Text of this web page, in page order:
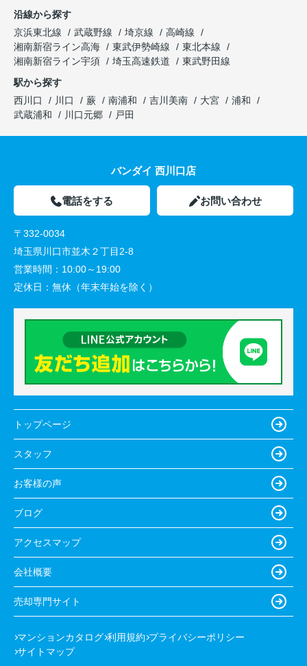
沿線から探す
京浜東北線
武蔵野線 埼京線
高崎線
湘南新宿ライン高海
東武伊勢崎線
東北本線
湘南新宿ライン宇須
埼玉高速鉄道
東武野田線
駅から探す
西川口
川口 蕨 南浦和 吉川美南 大宮
浦和
武蔵浦和
川口元郷 戸田
バンダイ 西川口店
電話をする お問い合わせ
〒332-0034
埼玉県川口市並木２丁目2-8
営業時間： 10:00～19:00
定休日： 無休（年末年始を除く）
トップページ
スタッフ
お客様の声
ブログ
アクセスマップ
会社概要
売却専門サイト
マンションカタログ 利用規約 プライバシーポリシー
サイトマップ